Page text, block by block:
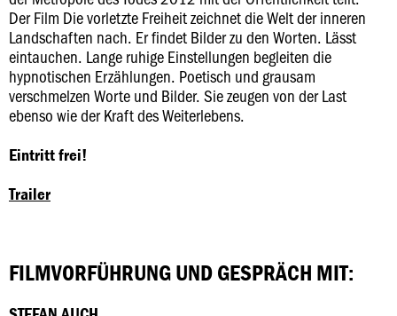
Der Film Die vorletzte Freiheit zeichnet die Welt der inneren
Landschaften nach. Er findet Bilder zu den Worten. Lässt
eintauchen. Lange ruhige Einstellungen begleiten die
hypnotischen Erzählungen. Poetisch und grausam
verschmelzen Worte und Bilder. Sie zeugen von der Last
ebenso wie der Kraft des Weiterlebens.
Eintritt frei!
Trailer
FILMVORFÜHRUNG UND GESPRÄCH MIT: